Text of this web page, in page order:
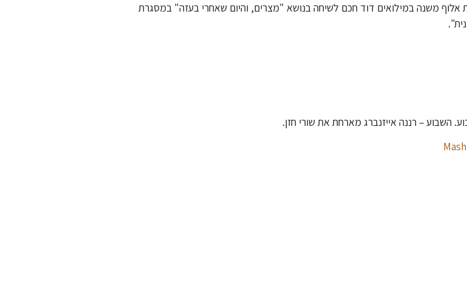
אלוף משנה במילואים דוד חכם לשיחה בנושא "מצרים, והיום שאחרי בעזה" במסגרת
השבוע – רננה אייזנברג מארחת את שורי חזן.